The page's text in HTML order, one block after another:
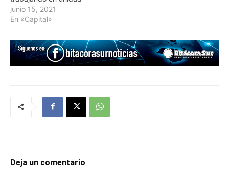
junio 15, 2021
En «Capital»
Deja un comentario